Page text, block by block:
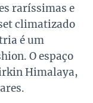
raríssimas e
climatizado
é um
O espaço
Himalaya,